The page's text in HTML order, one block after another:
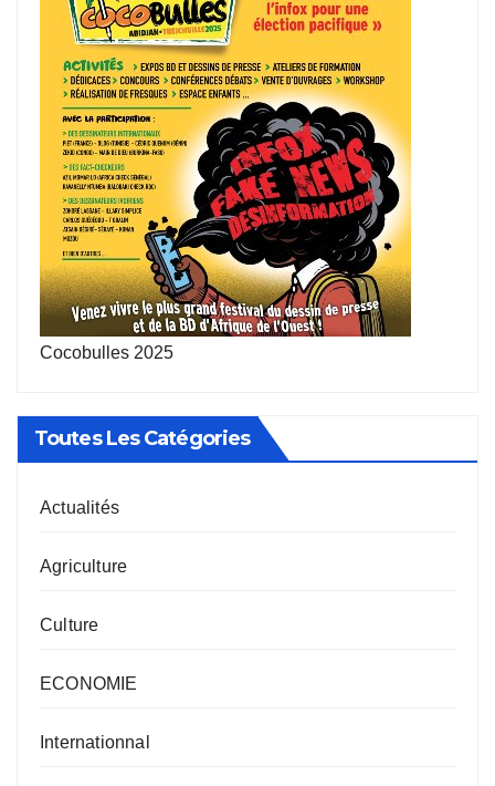
Cocobulles 2025
Toutes Les Catégories
Actualités
Agriculture
Culture
ECONOMIE
Internationnal